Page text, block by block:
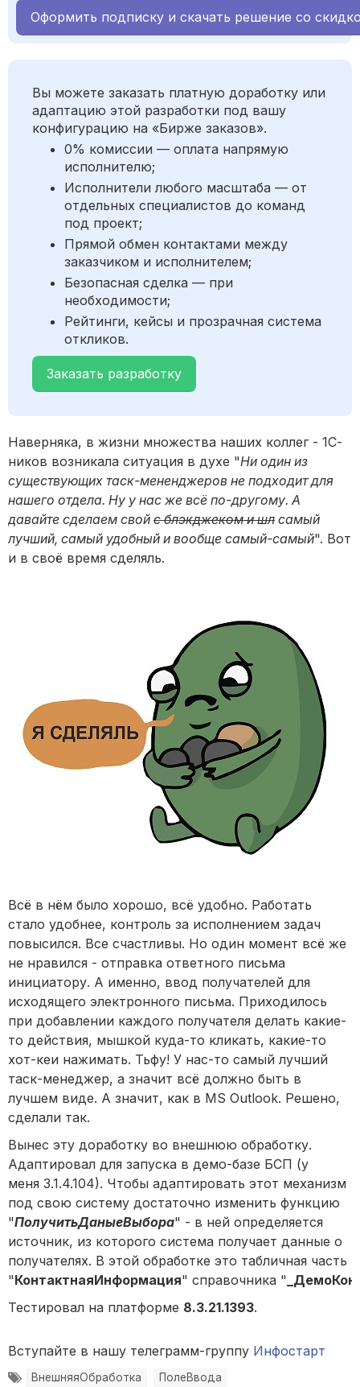
Оформить подписку и скачать решение со
Вы можете заказать платную доработку или
адаптацию этой разработки под вашу
конфигурацию на «Бирже заказов».
0% комиссии — оплата напрямую
исполнителю;
Исполнители любого масштаба — от
отдельных специалистов до команд
под проект;
Прямой обмен контактами между
заказчиком и исполнителем;
Безопасная сделка — при
необходимости;
Рейтинги, кейсы и прозрачная система
откликов.
Заказать разработку
Наверняка, в жизни множества наших коллег - 1С-
ников возникала ситуация в духе "Ни один из
существующих таск-мененджеров не подходит для
нашего отдела. Ну у нас же всё по-другому. А
давайте сделаем свой с блэкджеком и шл самый
лучший, самый удобный и вообще самый-самый". Вот
и в своё время сделяль.
Всё в нём было хорошо, всё удобно. Работать
стало удобнее, контроль за исполнением задач
повысился. Все счастливы. Но один момент всё же
не нравился - отправка ответного письма
инициатору. А именно, ввод получателей для
исходящего электронного письма. Приходилось
при добавлении каждого получателя делать какие-
то действия, мышкой куда-то кликать, какие-то
хот-кеи нажимать. Тьфу! У нас-то самый лучший
таск-менеджер, а значит всё должно быть в
лучшем виде. А значит, как в MS Outlook. Решено,
сделали так.
Вынес эту доработку во внешнюю обработку.
Адаптировал для запуска в демо-базе БСП (у
меня 3.1.4.104). Чтобы адаптировать этот механизм
под свою систему достаточно изменить функцию
"ПолучитьДаныеВыбора" - в ней определяется
источник, из которого система получает данные о
получателях. В этой обработке это табличная часть
"КонтактнаяИнформация" справочника "
Тестировал на платформе 8.3.21.1393.
Вступайте в нашу телеграмм-группу Инфостарт
ВнешняяОбработка ПолеВвода